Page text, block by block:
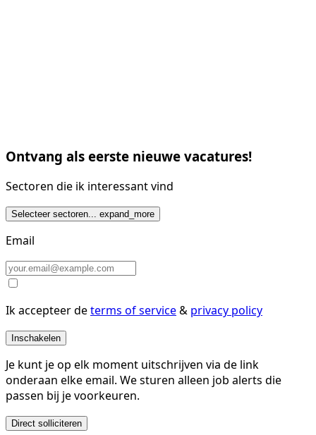
Ontvang als eerste nieuwe vacatures!
Sectoren die ik interessant vind
Selecteer sectoren... expand_more
Email
Ik accepteer determs of service& privacy policy
Inschakelen
Je kunt je op elk moment uitschrijven via de link
onderaan elke email. We sturen alleen job alerts die
passen bij je voorkeuren.
Direct solliciteren